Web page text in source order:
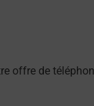
offre de